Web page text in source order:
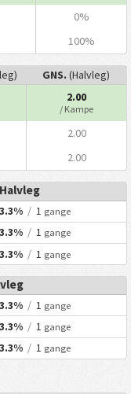
0%
100%
GNS. (Halvleg)
2.00
/ Kampe
2.00
2.00
/ 1 gange
/ 1 gange
/ 1 gange
/ 1 gange
/ 1 gange
/ 1 gange